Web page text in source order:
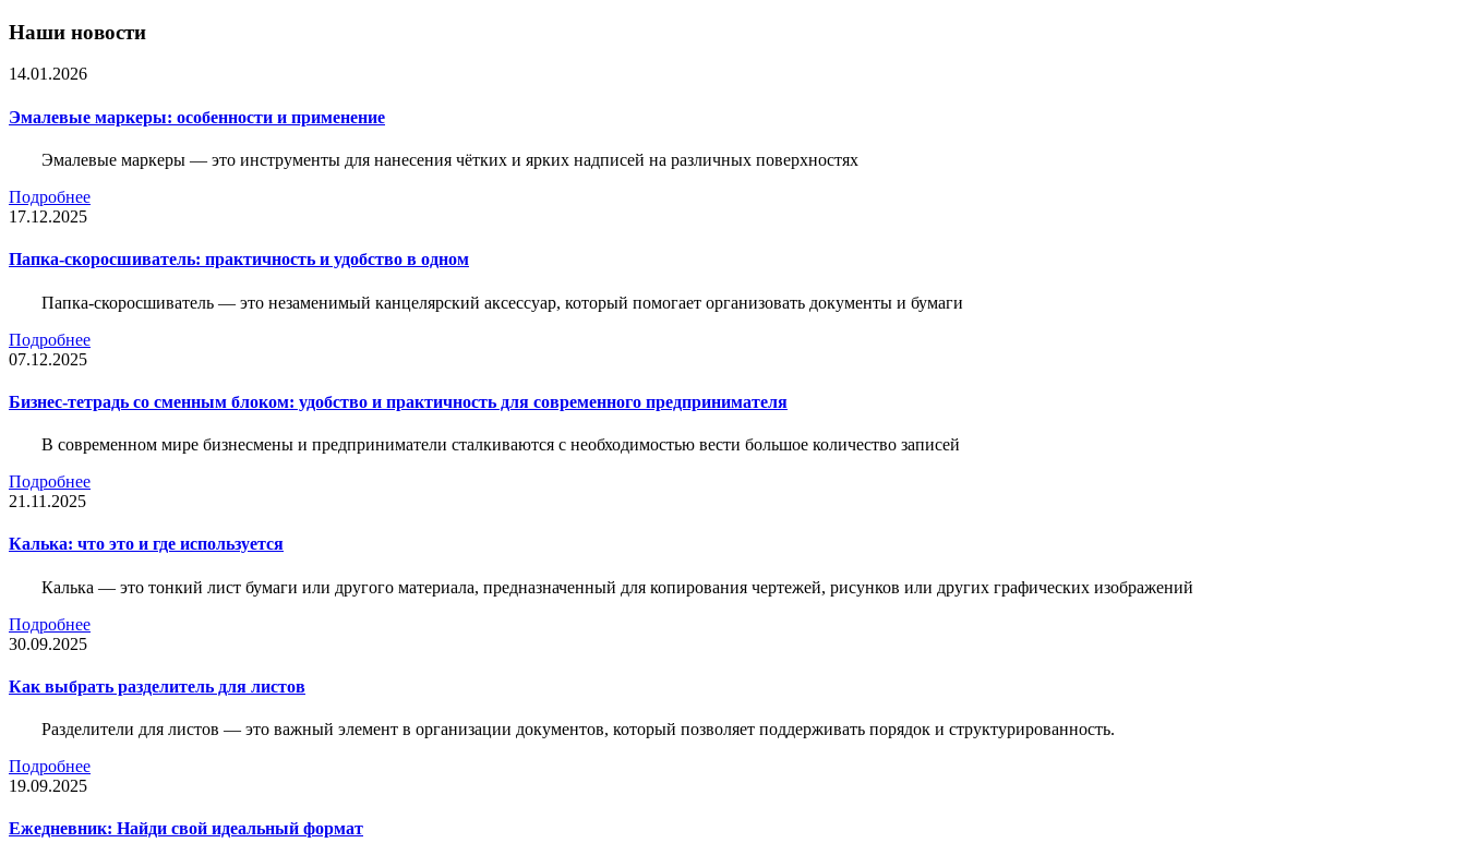
Наши новости
14.01.2026
Эмалевые маркеры: особенности и применение
Эмалевые маркеры — это инструменты для нанесения чётких и ярких надписей на различных поверхностях
Подробнее
17.12.2025
Папка-скоросшиватель: практичность и удобство в одном
Папка-скоросшиватель — это незаменимый канцелярский аксессуар, который помогает организовать документы и бумаги
Подробнее
07.12.2025
Бизнес-тетрадь со сменным блоком: удобство и практичность для современного предпринимателя
В современном мире бизнесмены и предприниматели сталкиваются с необходимостью вести большое количество записей
Подробнее
21.11.2025
Калька: что это и где используется
Калька — это тонкий лист бумаги или другого материала, предназначенный для копирования чертежей, рисунков или других графических изображений
Подробнее
30.09.2025
Как выбрать разделитель для листов
Разделители для листов — это важный элемент в организации документов, который позволяет поддерживать порядок и структурированность.
Подробнее
19.09.2025
Ежедневник: Найди свой идеальный формат